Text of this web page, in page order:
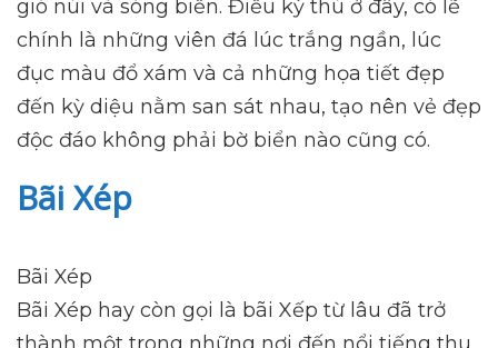
gió núi và sóng biển. Điều kỳ thú ở đây, có lẽ
chính là những viên đá lúc trắng ngần, lúc
đục màu đổ xám và cả những họa tiết đẹp
đến kỳ diệu nằm san sát nhau, tạo nên vẻ đẹp
độc đáo không phải bờ biển nào cũng có.
Bãi Xép
Bãi Xép
Bãi Xép hay còn gọi là bãi Xếp từ lâu đã trở
thành một trong những nơi đến nổi tiếng thu